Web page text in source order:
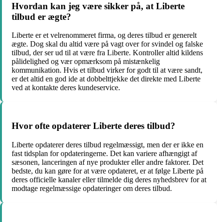
Hvordan kan jeg være sikker på, at Liberte
tilbud er ægte?
Liberte er et velrenommeret firma, og deres tilbud er generelt
ægte. Dog skal du altid være på vagt over for svindel og falske
tilbud, der ser ud til at være fra Liberte. Kontroller altid kildens
pålidelighed og vær opmærksom på mistænkelig
kommunikation. Hvis et tilbud virker for godt til at være sandt,
er det altid en god ide at dobbelttjekke det direkte med Liberte
ved at kontakte deres kundeservice.
Hvor ofte opdaterer Liberte deres tilbud?
Liberte opdaterer deres tilbud regelmæssigt, men der er ikke en
fast tidsplan for opdateringerne. Det kan variere afhængigt af
sæsonen, lanceringen af nye produkter eller andre faktorer. Det
bedste, du kan gøre for at være opdateret, er at følge Liberte på
deres officielle kanaler eller tilmelde dig deres nyhedsbrev for at
modtage regelmæssige opdateringer om deres tilbud.